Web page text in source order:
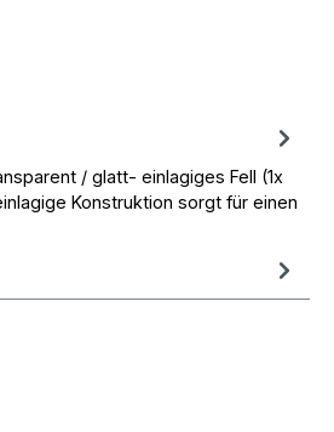
/ glatt- einlagiges Fell (1x
Konstruktion sorgt für einen